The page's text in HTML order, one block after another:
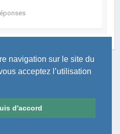
navigation sur le site du
acceptez l’utilisation
d'accord